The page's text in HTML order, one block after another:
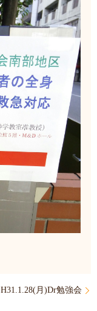
H31.1.28(月)Dr勉強会